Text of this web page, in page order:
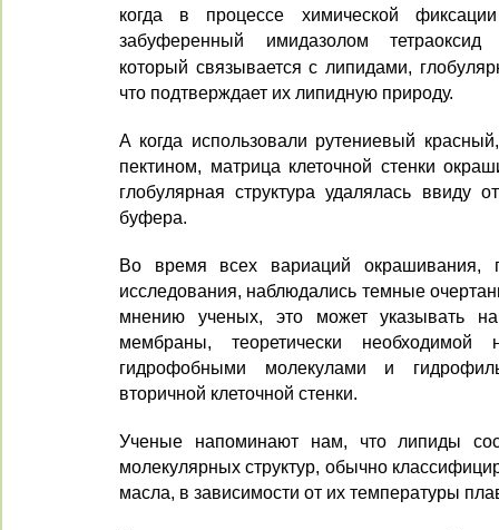
когда в процессе химической
забуференный имидазолом
который связывается с липидами,
что подтверждает их липидную природу.
А когда использовали рутениевый
пектином, матрица клеточной стенки
глобулярная структура удалялась ввиду
буфера.
Во время всех вариаций окрашивания,
исследования, наблюдались темные
мнению ученых, это может указывать на
мембраны, теоретически
гидрофобными молекулами и
вторичной клеточной стенки.
Ученые напоминают нам, что липиды
молекулярных структур, обычно
масла, в зависимости от их температуры